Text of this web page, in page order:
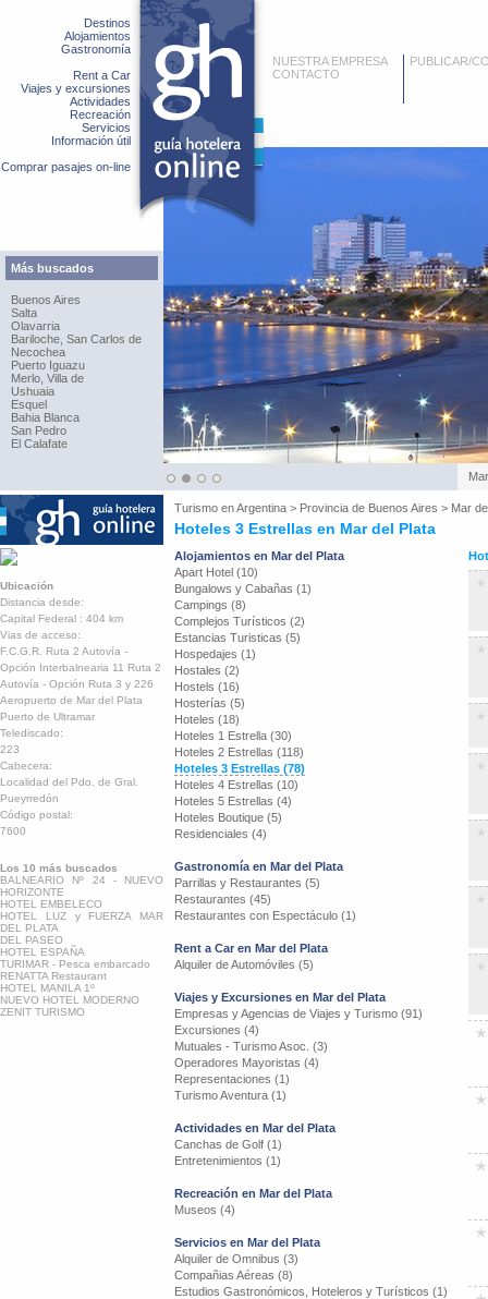
Destinos
Alojamientos
Gastronomía
Rent a Car
Viajes y excursiones
Actividades
Recreación
Servicios
Información útil
Comprar pasajes on-line
Más buscados
Buenos Aires
Salta
Olavarria
Bariloche, San Carlos de
Necochea
Puerto Iguazu
Merlo, Villa de
Ushuaia
Esquel
Bahia Blanca
San Pedro
El Calafate
NUESTRA EMPRESA
CONTACTO
PUBLICAR/
Turismo enArgentina > Provincia de Buenos Aires > Mar
Hoteles 3 Estrellas en Mar del Plata
Ubicación
Distancia desde:
Capital Federal : 404 km
Vias de acceso:
F.C.G.R. Ruta 2 Autovía -
Opción Interbalnearia 11 Ruta 2
Autovía - Opción Ruta 3 y 226
Aeropuerto de Mar del Plata
Puerto de Ultramar
Telediscado:
223
Cabecera:
Localidad del Pdo. de Gral.
Pueyrredón
Código postal:
7600
Los 10 más buscados
BALNEARIO Nº 24 - NUEVO
HORIZONTE
HOTEL EMBELECO
HOTEL LUZ y FUERZA MAR
DEL PLATA
DEL PASEO
HOTEL ESPAÑA
TURIMAR - Pesca embarcado
RENATTA Restaurant
HOTEL MANILA 1º
NUEVO HOTEL MODERNO
ZENIT TURISMO
Alojamientos en Mar del Plata
Apart Hotel (10)
Bungalows y Cabañas (1)
Campings (8)
Complejos Turísticos (2)
Estancias Turisticas (5)
Hospedajes (1)
Hostales (2)
Hostels (16)
Hosterías (5)
Hoteles (18)
Hoteles 1 Estrella (30)
Hoteles 2 Estrellas (118)
Hoteles 3 Estrellas (78)
Hoteles 4 Estrellas (10)
Hoteles 5 Estrellas (4)
Hoteles Boutique (5)
Residenciales (4)
Gastronomía en Mar del Plata
Parrillas y Restaurantes (5)
Restaurantes (45)
Restaurantes con Espectáculo (1)
Rent a Car en Mar del Plata
Alquiler de Automóviles (5)
Viajes y Excursiones en Mar del Plata
Empresas y Agencias de Viajes y Turismo (91)
Excursiones (4)
Mutuales - Turismo Asoc. (3)
Operadores Mayoristas (4)
Representaciones (1)
Turismo Aventura (1)
Actividades en Mar del Plata
Canchas de Golf (1)
Entretenimientos (1)
Recreación en Mar del Plata
Museos (4)
Servicios en Mar del Plata
Alquiler de Omnibus (3)
Compañias Aéreas (8)
Estudios Gastronómicos, Hoteleros y Turísticos (1)